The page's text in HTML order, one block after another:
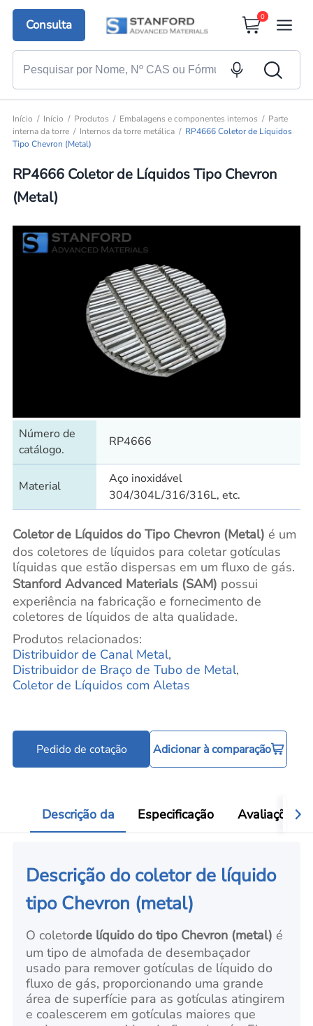
Consulta
0
Início Início Produtos Embalagens e componentes internos
Parte
interna da torre
Internos da torre metálica
RP4666 Coletor de Líquidos
Tipo Chevron (Metal)
RP4666 Coletor de Líquidos Tipo Chevron
(Metal)
Número de
catálogo.
RP4666
Material
Aço inoxidável
304/304L/316/316L, etc.
Coletor de Líquidos do Tipo Chevron (Metal) é um
dos coletores de líquidos para coletar gotículas
líquidas que estão dispersas em um fluxo de gás.
Stanford Advanced Materials (SAM) possui
experiência na fabricação e fornecimento de
coletores de líquidos de alta qualidade.
Produtos relacionados:
Distribuidor de Canal Metal,
Distribuidor de Braço de Tubo de Metal,
Coletor de Líquidos com Aletas
Pedido de cotação Adicionar à comparação
Descrição da Especificação Avaliações
Descrição do coletor de líquido
tipo Chevron (metal)
O coletorde líquido do tipo Chevron (metal) é
um tipo de almofada de desembaçador
usado para remover gotículas de líquido do
fluxo de gás, proporcionando uma grande
área de superfície para as gotículas atingirem
e coalescerem em gotículas maiores que